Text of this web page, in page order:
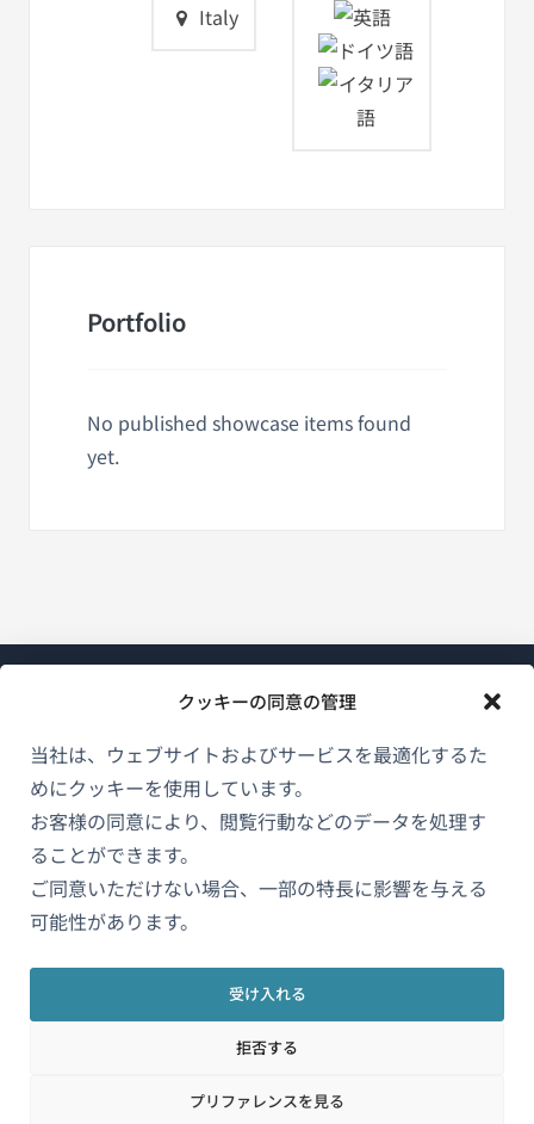
クッキーの同意の管理
当社は、ウェブサイトおよびサービスを最適化するた
めにクッキーを使用しています。
お客様の同意により、閲覧行動などのデータを処理す
ることができます。
ご同意いただけない場合、一部の特長に影響を与える
可能性があります。
受け入れる
拒否する
プリファレンスを見る
Italy
Portfolio
No published showcase items found
yet.
OnTheGoSystems Limited
日本語
WPMLについて
GDPRおよびプライバシーポリシー
チームに参加（新
ィ
ド
し
い
ウ
ィ
ド
し
い
ウ
ィ
ド
し
ウ
ド